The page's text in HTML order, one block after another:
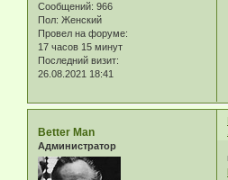
Сообщений: 966
Пол: Женский
Провел на форуме:
17 часов 15 минут
Последний визит:
26.08.2021 18:41
Better Man
Администратор